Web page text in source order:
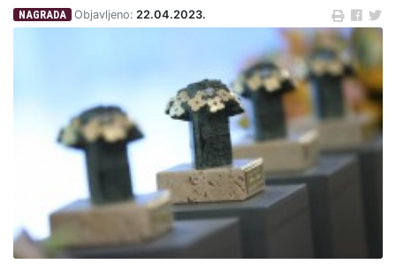
NAGRADA Objavljeno: 22.04.2023.